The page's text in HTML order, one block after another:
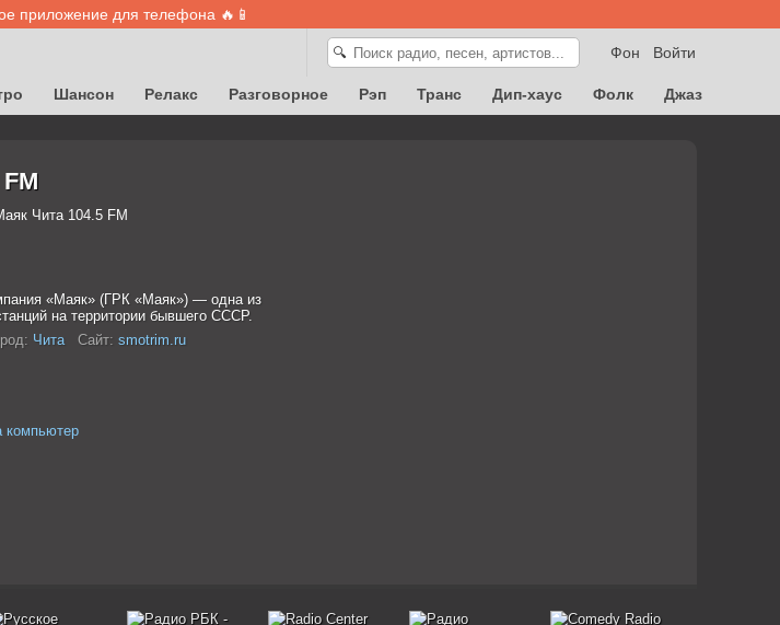
приложение для телефона 🔥📱
Войти
Фон
🔍
Шансон Релакс Разговорное Рэп Транс Дип-хаус Фолк
Джаз
Чита 104.5 FM
«Маяк» (ГРК «Маяк») — одна из
на территории бывшего СССР.
Чита Сайт: smotrim.ru
компьютер